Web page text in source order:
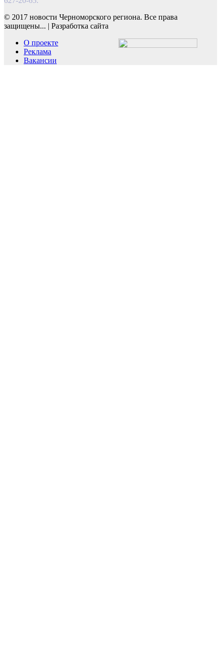
© 2017 новости Черноморского региона. Все права
защищены... | Разработка сайта
О проекте
Реклама
Вакансии